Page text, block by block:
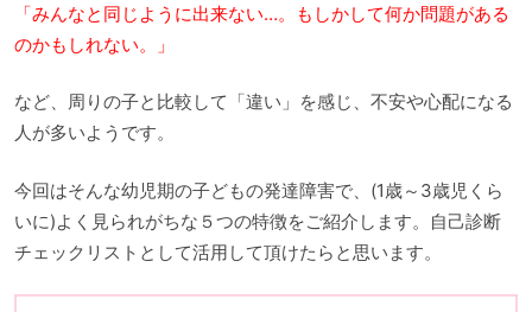
「みんなと同じように出来ない…。もしかして何か問題がある
のかもしれない。」
など、周りの子と比較して「違い」を感じ、不安や心配になる
人が多いようです。
今回はそんな幼児期の子どもの発達障害で、(1歳～3歳児くら
いに)よく見られがちな５つの特徴をご紹介します。自己診断
チェックリストとして活用して頂けたらと思います。